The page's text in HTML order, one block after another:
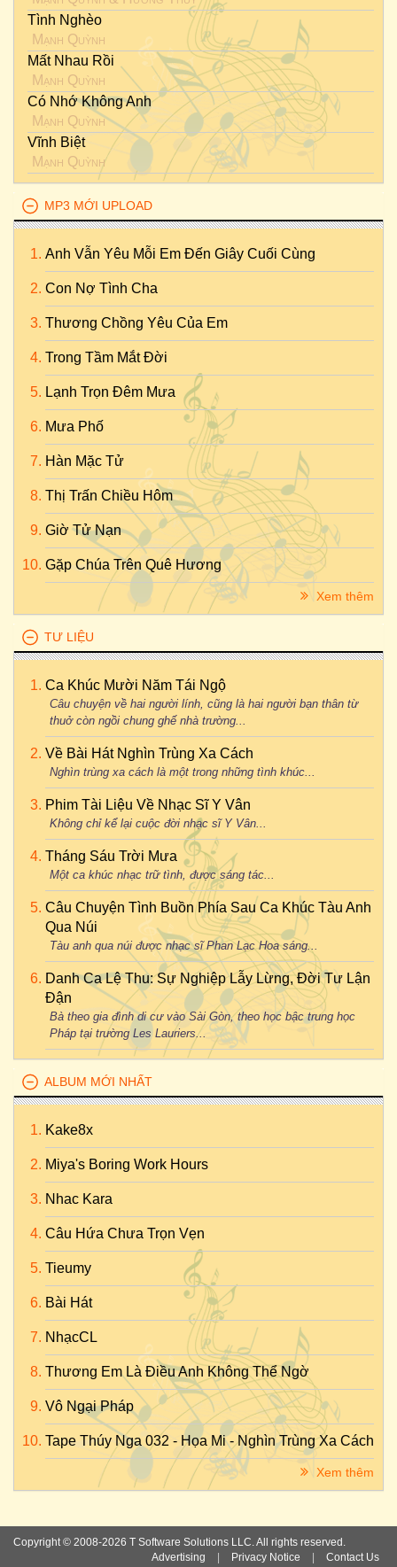
Tình Nghèo
Mạnh Quỳnh
Mất Nhau Rồi
Mạnh Quỳnh
Có Nhớ Không Anh
Mạnh Quỳnh
Vĩnh Biệt
Mạnh Quỳnh
MP3 MỚI UPLOAD
Anh Vẫn Yêu Mỗi Em Đến Giây Cuối Cùng
Con Nợ Tình Cha
Thương Chồng Yêu Của Em
Trong Tầm Mắt Đời
Lạnh Trọn Đêm Mưa
Mưa Phố
Hàn Mặc Tử
Thị Trấn Chiều Hôm
Giờ Tử Nạn
Gặp Chúa Trên Quê Hương
Xem thêm
TƯ LIỆU
Ca Khúc Mười Năm Tái Ngộ
Câu chuyện về hai người lính, cũng là hai người bạn thân từ
thuở còn ngồi chung ghế nhà trường...
Về Bài Hát Nghìn Trùng Xa Cách
Nghìn trùng xa cách là một trong những tình khúc...
Phim Tài Liệu Về Nhạc Sĩ Y Vân
Không chỉ kể lại cuộc đời nhạc sĩ Y Vân...
Tháng Sáu Trời Mưa
Một ca khúc nhạc trữ tình, được sáng tác...
Câu Chuyện Tình Buồn Phía Sau Ca Khúc Tàu Anh
Qua Núi
Tàu anh qua núi được nhạc sĩ Phan Lạc Hoa sáng...
Danh Ca Lệ Thu: Sự Nghiệp Lẫy Lừng, Đời Tư Lận
Đận
Bà theo gia đình di cư vào Sài Gòn, theo học bậc trung học
Pháp tại trường Les Lauriers...
ALBUM MỚI NHẤT
Kake8x
Miya's Boring Work Hours
Nhac Kara
Câu Hứa Chưa Trọn Vẹn
Tieumy
Bài Hát
NhạcCL
Thương Em Là Điều Anh Không Thể Ngờ
Vô Ngại Pháp
Tape Thúy Nga 032 - Họa Mi - Nghìn Trùng Xa Cách
Xem thêm
Copyright © 2008-2026 T Software Solutions LLC. All rights reserved.
Advertising
Privacy Notice Contact Us